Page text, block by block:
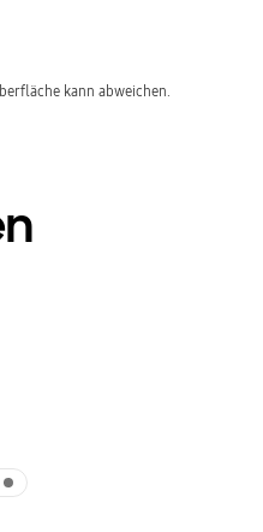
kann abweichen.